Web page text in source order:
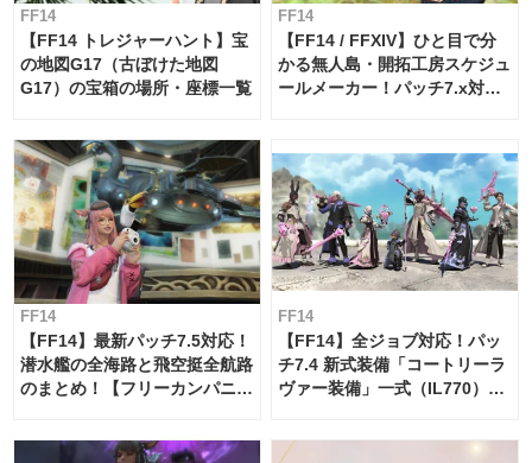
FF14
【FF14 トレジャーハント】宝
の地図G17（古ぼけた地図
G17）の宝箱の場所・座標一覧
FF14
【FF14 / FFXIV】ひと目で分
かる無人島・開拓工房スケジュ
ールメーカー！パッチ7.x対応
FF14
【FF14】最新パッチ7.5対応！
潜水艦の全海路と飛空挺全航路
のまとめ！【フリーカンパニ
FF14
【FF14】全ジョブ対応！パッ
チ7.4 新式装備「コートリーラ
ヴァー装備」一式（IL770）の